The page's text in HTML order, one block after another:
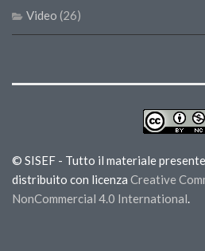
Video (26)
© SISEF - Tutto il materiale
distribuito con licenza Creative
NonCommercial 4.0 International.